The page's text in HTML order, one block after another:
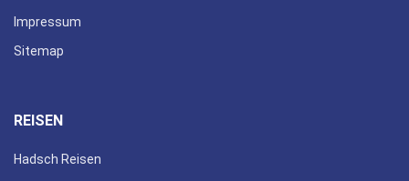
Impressum
Sitemap
REISEN
Hadsch Reisen